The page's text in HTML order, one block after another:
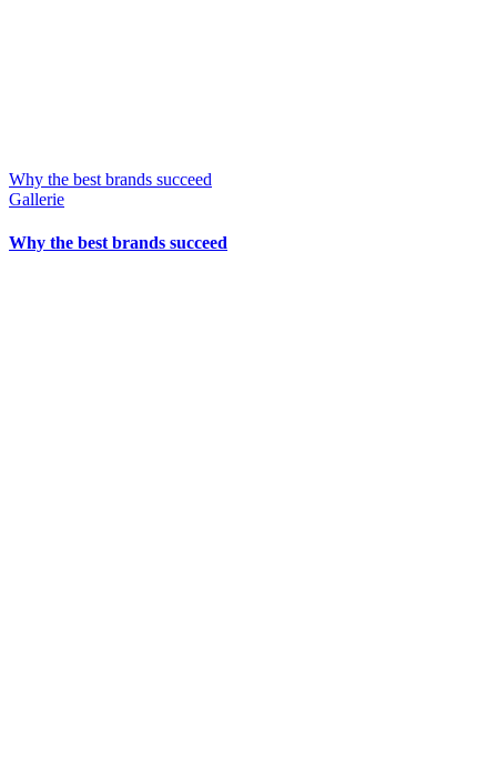
Why the best brands succeed
Gallerie
Why the best brands succeed